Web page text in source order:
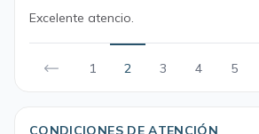
Excelente atencio.
1 2 3 4 5
CONDICIONES DE ATENCIÓN